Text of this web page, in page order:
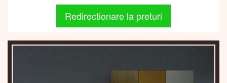
Redirectionare la preturi